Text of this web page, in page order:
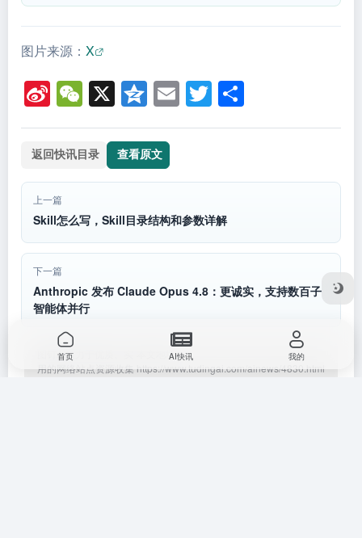
图片来源： X
Si
n
a
W
ei
b
o
W
e
C
h
X Q
z
o
n
E
m
T
wi 享
返回快讯目录 查看原文
上一篇
Skill怎么写，Skill目录结构和参数详解
下一篇
Anthropic 发布 Claude Opus 4.8：更诚实，支持数百子
智能体并行
图钉AI致力于优质、实
用的网络站点资源收集
本文地址
https://www.tudingai.com/ainews/4830.html
首页 AI快讯 我的